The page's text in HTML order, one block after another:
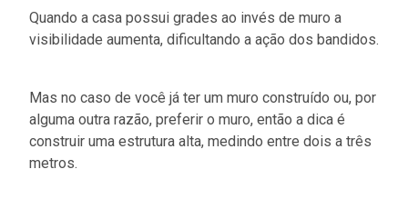
Quando a casa possui grades ao invés de muro a
visibilidade aumenta, dificultando a ação dos bandidos.
Mas no caso de você já ter um muro construído ou, por
alguma outra razão, preferir o muro, então a dica é
construir uma estrutura alta, medindo entre dois a três
metros.